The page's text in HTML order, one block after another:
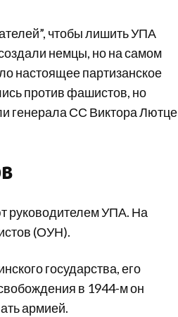
чтобы лишить УПА
немцы, но на самом
настоящее партизанское
против фашистов, но
генерала СС Виктора Лютце
руководителем УПА. На
(ОУН).
государства, его
в 1944-м он
армией.